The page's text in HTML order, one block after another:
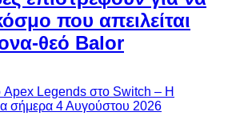
που απειλείται
θεό Balor